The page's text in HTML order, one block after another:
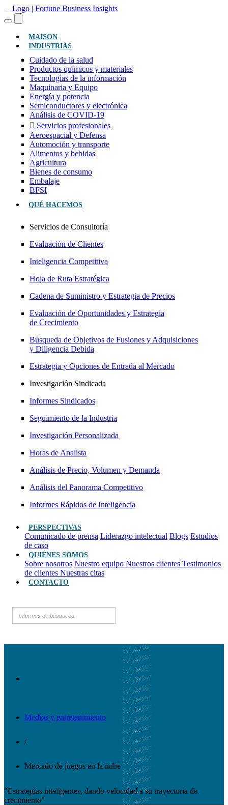
MAISON(ACTUAL)
INDUSTRIAS
Cuidado de la salud
Productos químicos y materiales
Tecnologías de la información
Maquinaria y Equipo
Energía y potencia
Semiconductores y electrónica
Análisis de COVID-19
Servicios profesionales
Aeroespacial y Defensa
Automoción y transporte
Alimentos y bebidas
Agricultura
Bienes de consumo
Embalaje
BFSI
QUÉ HACEMOS
Servicios de Consultoría
Evaluación de Clientes
Inteligencia Competitiva
Hoja de Ruta Estratégica
Cadena de Suministro y Estrategia de Precios
Evaluación de Oportunidades y Estrategia
de Crecimiento
Búsqueda de Objetivos de Fusiones y Adquisiciones
y Diligencia Debida
Estrategia y Opciones de Entrada al Mercado
Investigación Sindicada
Informes Sindicados
Seguimiento de la Industria
Investigación Personalizada
Horas de Analista
Análisis de Precio, Volumen y Demanda
Análisis del Panorama Competitivo
Informes Rápidos de Inteligencia
PERSPECTIVAS
Comunicado de prensa Liderazgo intelectual Blogs Estudios
de caso
QUIÉNES SOMOS
Sobre nosotros Nuestro equipo Nuestros clientes Testimonios
de clientes Nuestras citas
CONTACTO
Medios y entretenimiento
/
Mercado de juegos en la nube
"Estrategias inteligentes, dando velocidad a su trayectoria de
crecimiento"